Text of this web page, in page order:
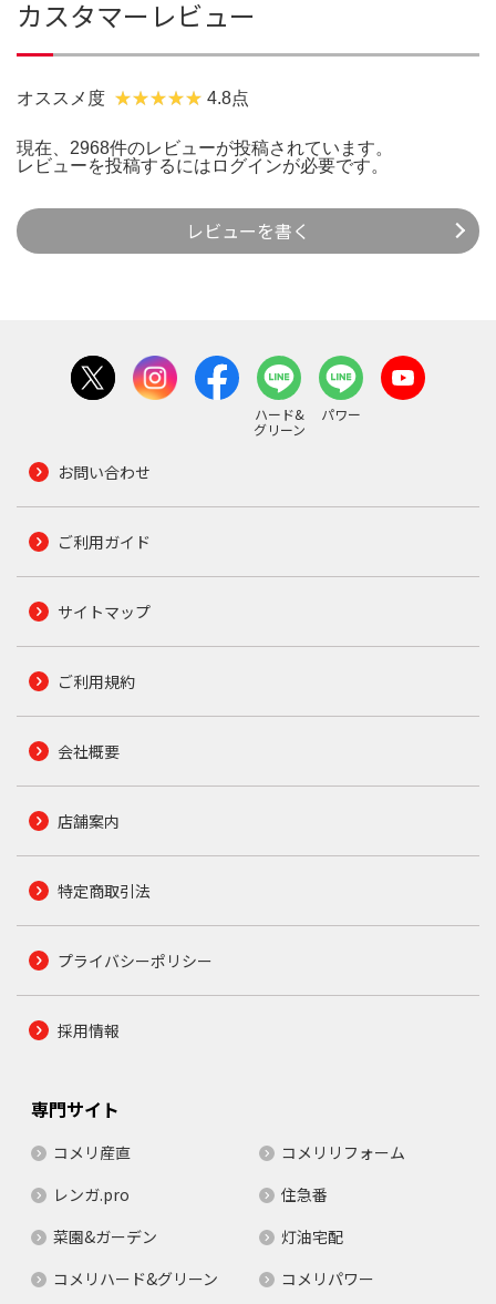
カスタマーレビュー
オススメ度 4.8点
現在、2968件のレビューが投稿されています。
レビューを投稿するには ログインが必要です。
レビューを書く
ハード&
グリーン
パワー
お問い合わせ
ご利用ガイド
サイトマップ
ご利用規約
会社概要
店舗案内
特定商取引法
プライバシーポリシー
採用情報
専門サイト
コメリ産直
コメリリフォーム
レンガ.pro
住急番
菜園&ガーデン
灯油宅配
コメリハード&グリーン
コメリパワー